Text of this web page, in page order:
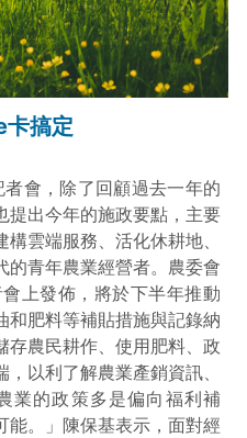
卡搞定
提出今年的施政要點，主要
雲端服務、活化休耕地、
的青年農業經營者。農委會
上發佈，將於下半年推動
和肥料等補貼措施與記錄納
存農民耕作、使用肥料、政
以利了解農業產銷資訊、
能。」陳保基表示，面對經